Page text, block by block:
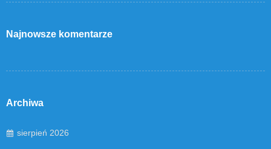
Najnowsze komentarze
Archiwa
sierpień 2026